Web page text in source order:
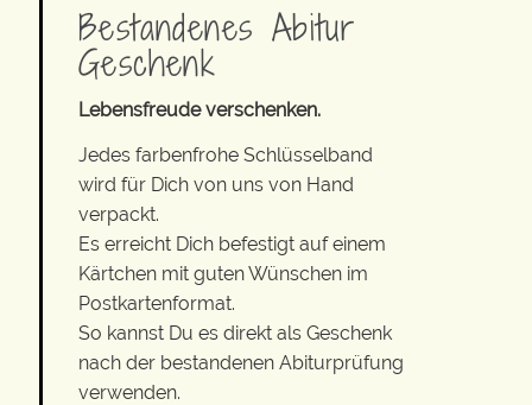
Bestandenes Abitur
Geschenk
Lebensfreude verschenken.
Jedes farbenfrohe Schlüsselband
wird für Dich von uns von Hand
verpackt.
Es erreicht Dich befestigt auf einem
Kärtchen mit guten Wünschen im
Postkartenformat.
So kannst Du es direkt als Geschenk
nach der bestandenen Abiturprüfung
verwenden.